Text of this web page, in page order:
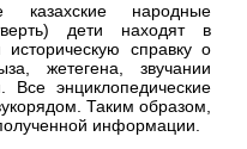
казахские народные
дети находят в
историческую справку о
жетегена, звучании
Все энциклопедические
Таким образом,
информации.